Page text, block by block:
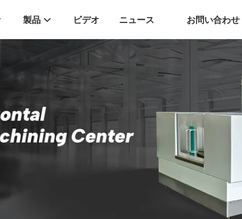
製品 ビデオ ニュース お問い合わせ